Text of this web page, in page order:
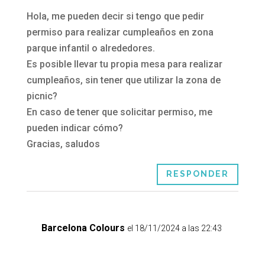
Hola, me pueden decir si tengo que pedir
permiso para realizar cumpleaños en zona
parque infantil o alrededores.
Es posible llevar tu propia mesa para realizar
cumpleaños, sin tener que utilizar la zona de
picnic?
En caso de tener que solicitar permiso, me
pueden indicar cómo?
Gracias, saludos
RESPONDER
Barcelona Colours el 18/11/2024 a las 22:43